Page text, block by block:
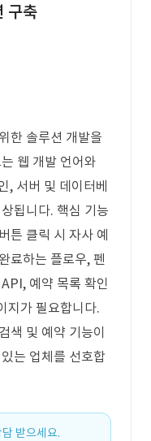
구축
한 솔루션 개발을
웹 개발 언어와
, 서버 및 데이터베
됩니다. 핵심 기능
튼 클릭 시 자사 예
료하는 플로우, 펜
예약 목록 확인
지가 필요합니다.
색 및 예약 기능이
는 업체를 선호합
받으세요.